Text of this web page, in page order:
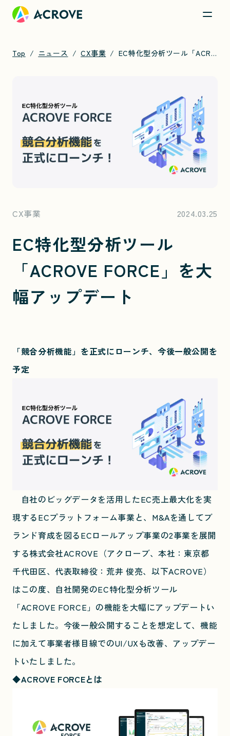
Top ニュース CX事業 EC特化型分析ツール「ACROVE FORCE」を大幅アップデート
CX事業 2024.03.25
EC特化型分析ツール
「ACROVE FORCE」を大
幅アップデート
「競合分析機能」を正式にローンチ、今後一般公開を
予定
自社のビッグデータを活用したEC売上最大化を実
現するECプラットフォーム事業と、M&Aを通してブ
ランド育成を図るECロールアップ事業の2事業を展開
する株式会社ACROVE（アクローブ、本社：東京都
千代田区、代表取締役：荒井 俊亮、以下ACROVE）
はこの度、自社開発のEC特化型分析ツール
「ACROVE FORCE」の機能を大幅にアップデートい
たしました。今後一般公開することを想定して、機能
に加えて事業者様目線でのUI/UXも改善、アップデー
トいたしました。
◆ACROVE FORCEとは